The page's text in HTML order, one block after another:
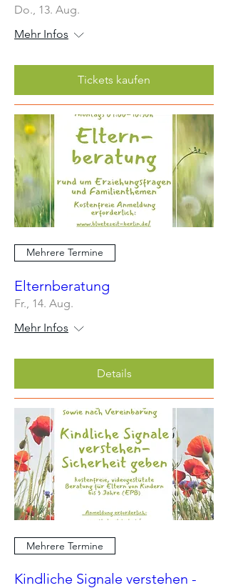
Do., 13. Aug.
Mehr Infos
Tickets kaufen
Mehrere Termine
Elternberatung
Fr., 14. Aug.
Mehr Infos
Details
Mehrere Termine
Kindliche Signale verstehen -